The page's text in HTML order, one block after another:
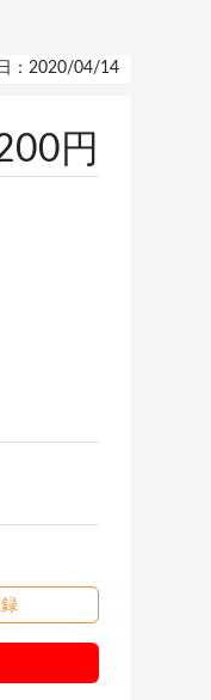
：2020/04/14
円